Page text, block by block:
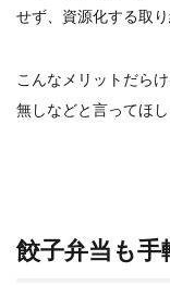
せず、資源化する取り
こんなメリットだら
無しなどと言ってほ
餃子弁当も